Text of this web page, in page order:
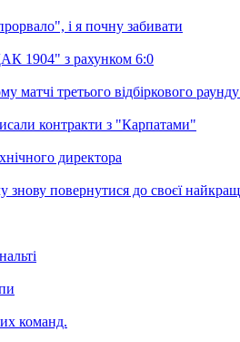
і я почну забивати
1904" з рахунком 6:0
матчі третього відбіркового
контракти з "Карпатами"
директора
повернутися до своєї
команд.